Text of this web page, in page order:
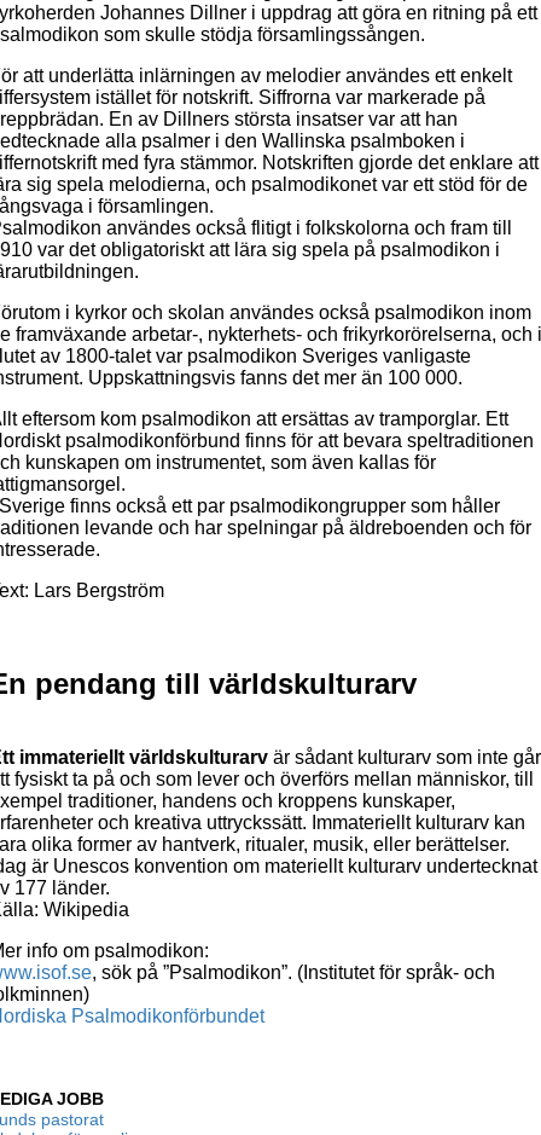
Johannes Dillner i uppdrag att göra en ritning på ett
som skulle stödja församlingssången.
att underlätta inlärningen av melodier användes ett enkelt
istället för notskrift. Siffrorna var markerade på
En av Dillners största insatser var att han
alla psalmer i den Wallinska psalmboken i
med fyra stämmor. Notskriften gjorde det enklare att
sig spela melodierna, och psalmodikonet var ett stöd för de
i församlingen.
användes också flitigt i folkskolorna och fram till
var det obligatoriskt att lära sig spela på psalmodikon i
i kyrkor och skolan användes också psalmodikon inom
framväxande arbetar-, nykterhets- och frikyrkorörelserna, och
av 1800-talet var psalmodikon Sveriges vanligaste
Uppskattningsvis fanns det mer än 100 000.
eftersom kom psalmodikon att ersättas av tramporglar. Ett
psalmodikonförbund finns för att bevara speltraditionen
kunskapen om instrumentet, som även kallas för
finns också ett par psalmodikongrupper som håller
levande och har spelningar på äldreboenden och för
Lars Bergström
pendang till världskulturarv
immateriellt världskulturarv är sådant kulturarv som inte går
fysiskt ta på och som lever och överförs mellan människor, till
traditioner, handens och kroppens kunskaper,
och kreativa uttryckssätt. Immateriellt kulturarv kan
olika former av hantverk, ritualer, musik, eller berättelser.
är Unescos konvention om materiellt kulturarv undertecknat
177 länder.
Wikipedia
info om psalmodikon:
, sök på ”Psalmodikon”. (Institutet för språk- och
Psalmodikonförbundet
JOBB
pastorat